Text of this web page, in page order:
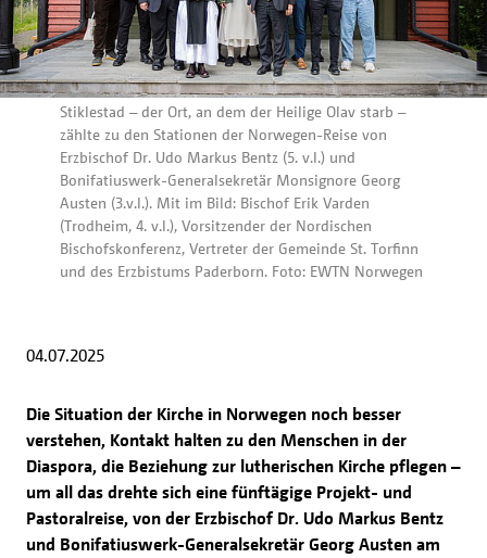
Stiklestad – der Ort, an dem der Heilige Olav starb –
zählte zu den Stationen der Norwegen-Reise von
Erzbischof Dr. Udo Markus Bentz (5. v.l.) und
Bonifatiuswerk-Generalsekretär Monsignore Georg
Austen (3.v.l.). Mit im Bild: Bischof Erik Varden
(Trodheim, 4. v.l.), Vorsitzender der Nordischen
Bischofskonferenz, Vertreter der Gemeinde St. Torfinn
und des Erzbistums Paderborn. Foto: EWTN Norwegen
04.07.2025
Die Situation der Kirche in Norwegen noch besser
verstehen, Kontakt halten zu den Menschen in der
Diaspora, die Beziehung zur lutherischen Kirche pflegen –
um all das drehte sich eine fünftägige Projekt- und
Pastoralreise, von der Erzbischof Dr. Udo Markus Bentz
und Bonifatiuswerk-Generalsekretär Georg Austen am